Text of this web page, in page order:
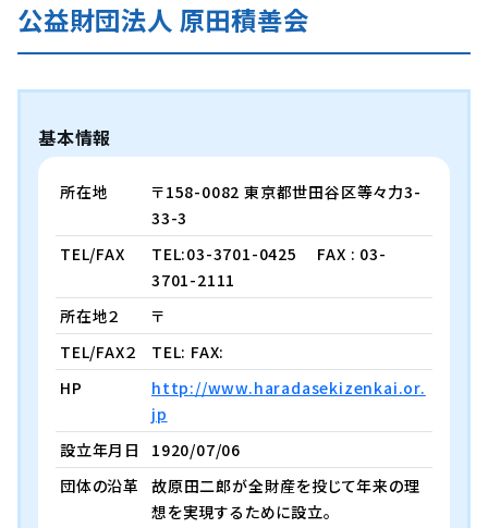
公益財団法人 原田積善会
基本情報
所在地
〒158-0082 東京都世田谷区等々力3-
33-3
TEL/FAX
TEL:03-3701-0425
FAX : 03-
3701-2111
所在地２
〒
TEL/FAX２
TEL: FAX:
HP
http://www.haradasekizenkai.or.
jp
設立年月日
1920/07/06
団体の沿革
故原田二郎が全財産を投じて年来の理
想を実現するために設立。